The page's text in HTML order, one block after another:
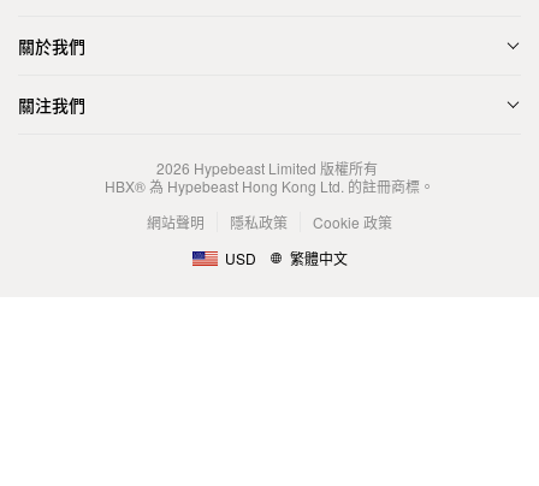
關於我們
關注我們
2026 Hypebeast Limited 版權所有
HBX® 為 Hypebeast Hong Kong Ltd. 的註冊商標。
網站聲明
隱私政策
Cookie 政策
USD
繁體中文